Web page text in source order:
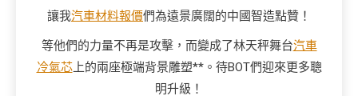
讓我汽車材料報價們為遠景廣闊的中國智造點贊！
等他們的力量不再是攻擊，而變成了林天秤舞台汽車
冷氣芯上的兩座極端背景雕塑**。待BOT們迎來更多聰
明升級！